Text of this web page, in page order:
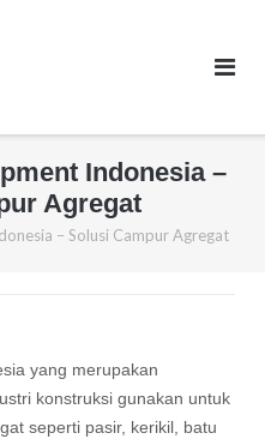
Indonesia –
Agregat
– Solusi Campur Agregat
yang merupakan
konstruksi gunakan untuk
seperti pasir, kerikil, batu